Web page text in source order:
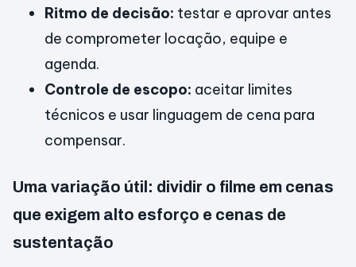
Ritmo de decisão: testar e aprovar antes
de comprometer locação, equipe e
agenda.
Controle de escopo: aceitar limites
técnicos e usar linguagem de cena para
compensar.
Uma variação útil: dividir o filme em cenas
que exigem alto esforço e cenas de
sustentação